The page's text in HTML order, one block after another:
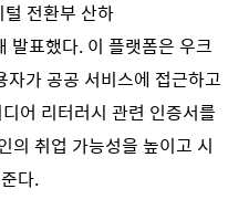
전환부 산하
표했다. 이 플랫폼은 우크
가 공공 서비스에 접근하고
어 리터러시 관련 인증서를
의 취업 가능성을 높이고 시
다.